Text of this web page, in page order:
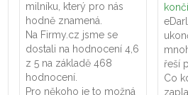
milníku, který pro nás
hodně znamená.
Na Firmy.cz jsme se
dostali na hodnocení 4,6
z 5 na základě 468
hodnocení.
Pro někoho je to možná
řeší
Co